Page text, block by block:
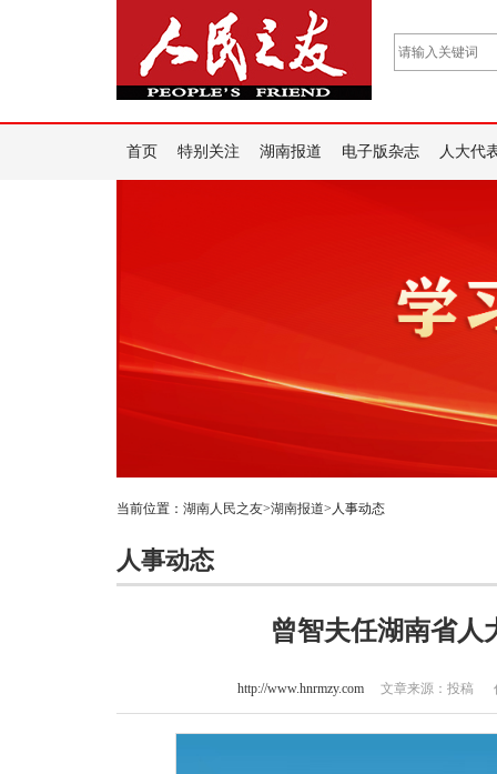
首页 特别关注 湖南报道 电子版杂志 人大代
当前位置： 湖南人民之友>湖南报道>人事动态
人事动态
曾智夫任湖南省人
http://www.hnrmzy.com 文章来源：投稿